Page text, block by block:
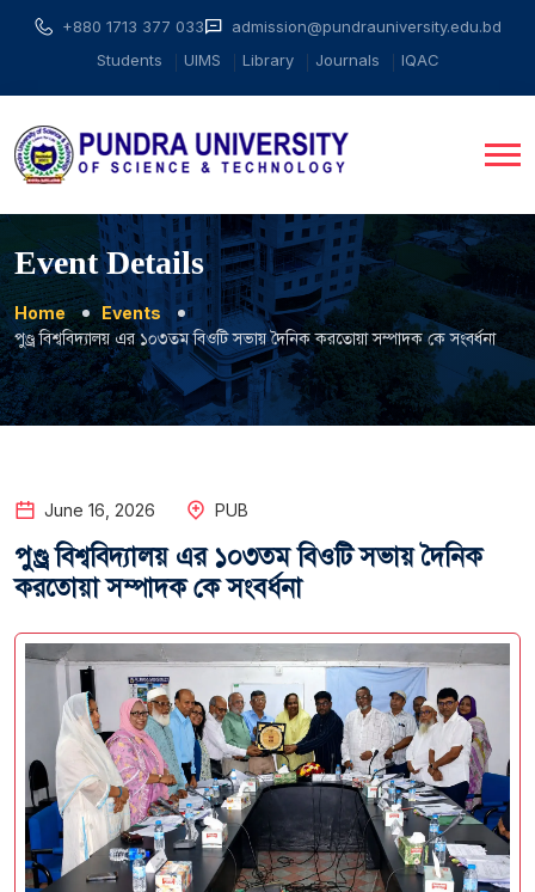
+880 1713 377 033
admission@pundrauniversity.edu.bd
Students
UIMS Library Journals IQAC
Event Details
Home
Events
পুণ্ড্র বিশ্ববিদ্যালয় এর ১০৩তম বিওটি সভায় দৈনিক করতোয়া সম্পাদক কে সংবর্ধনা
June 16 2026 PUB
পুণ্ড্র বিশ্ববিদ্যালয় এর ১০৩তম বিওটি সভায় দৈনিক
করতোয়া সম্পাদক কে সংবর্ধনা